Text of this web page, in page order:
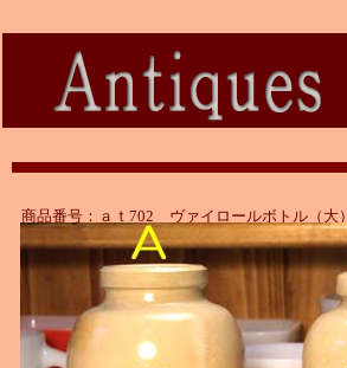
商品番号：ａｔ702 ヴァイロールボトル（大）